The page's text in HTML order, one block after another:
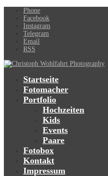
Phone
Facebook
Instagram
Telegram
Email
RSS
Startseite
Fotomacher
Portfolio
Hochzeiten
Kids
Events
Paare
Fotobox
Kontakt
Impressum